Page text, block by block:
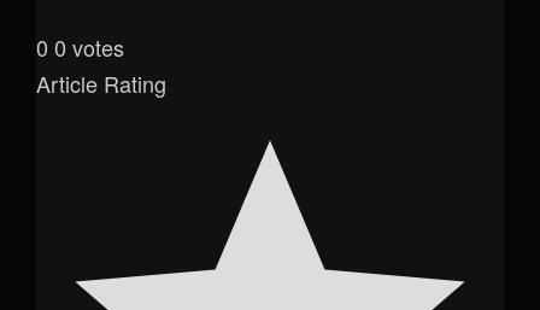
0 0 votes
Article Rating